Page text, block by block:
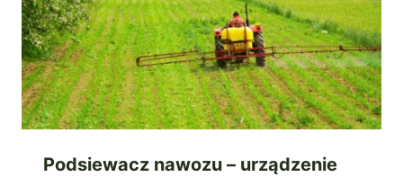
Podsiewacz nawozu – urządzenie